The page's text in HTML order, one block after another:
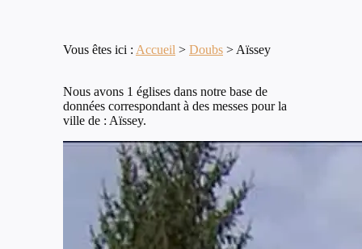
Vous êtes ici : Accueil > Doubs > Aïssey
Nous avons 1 églises dans notre base de
données correspondant à des messes pour la
ville de : Aïssey.